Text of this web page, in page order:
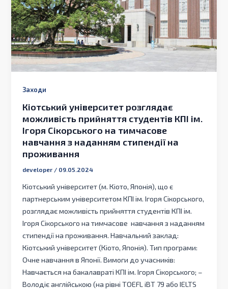
Заходи
Кіотський університет розглядає
можливість прийняття студентів КПІ ім.
Ігоря Сікорського на тимчасове
навчання з наданням стипендії на
проживання
developer / 09.05.2024
Кіотський університет (м. Кіото, Японія), що є
партнерським університетом КПІ ім. Ігоря Сікорського,
розглядає можливість прийняття студентів КПІ ім.
Ігоря Сікорського на тимчасове навчання з наданням
стипендії на проживання. Навчальний заклад:
Кіотський університет (Кіото, Японія). Тип програми:
Очне навчання в Японії. Вимоги до учасників:
Навчається на бакалавраті КПІ ім. Ігоря Сікорського; –
Володіє англійською (на рівні TOEFL iBT 79 або IELTS